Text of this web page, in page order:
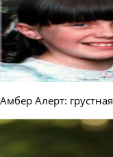
Амбер Алерт: